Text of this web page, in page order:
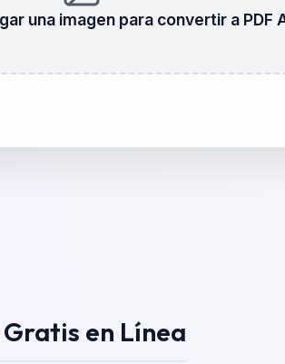
una imagen para convertir a PDF
en Línea